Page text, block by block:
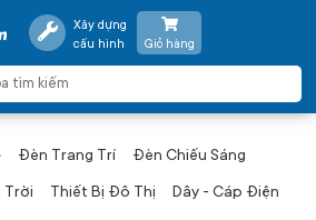
Xây dựng
cấu hình
Giỏ hàng
Đèn Trang Trí Đèn Chiếu Sáng
Trời Thiết Bị Đô Thị Dây - Cáp Điện